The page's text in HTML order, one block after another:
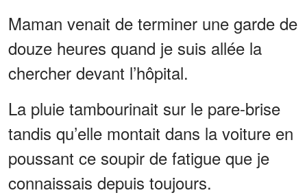
Maman venait de terminer une garde de
douze heures quand je suis allée la
chercher devant l’hôpital.
La pluie tambourinait sur le pare-brise
tandis qu’elle montait dans la voiture en
poussant ce soupir de fatigue que je
connaissais depuis toujours.